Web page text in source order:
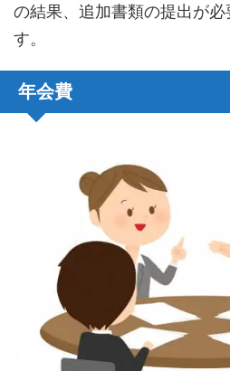
の結果、追加書類の提出が
す。
年会費